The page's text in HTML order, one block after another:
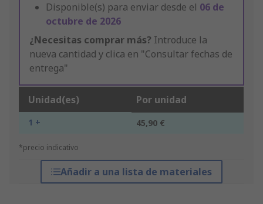
Disponible(s) para enviar desde el 06 de
octubre de 2026
¿Necesitas comprar más? Introduce la
nueva cantidad y clica en "Consultar fechas de
entrega"
Unidad(es) Por unidad
1 + 45,90 €
*precio indicativo
Añadir a una lista de materiales